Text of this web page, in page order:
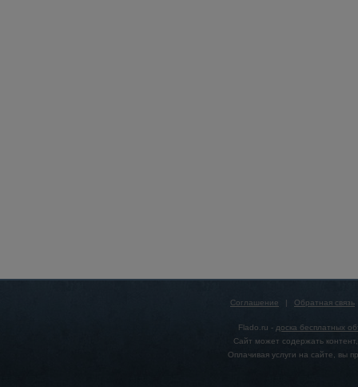
Соглашение | Обратная связь
Flado.ru - доска бесплатных
Сайт может содержать
Оплачивая услуги на сайте, вы